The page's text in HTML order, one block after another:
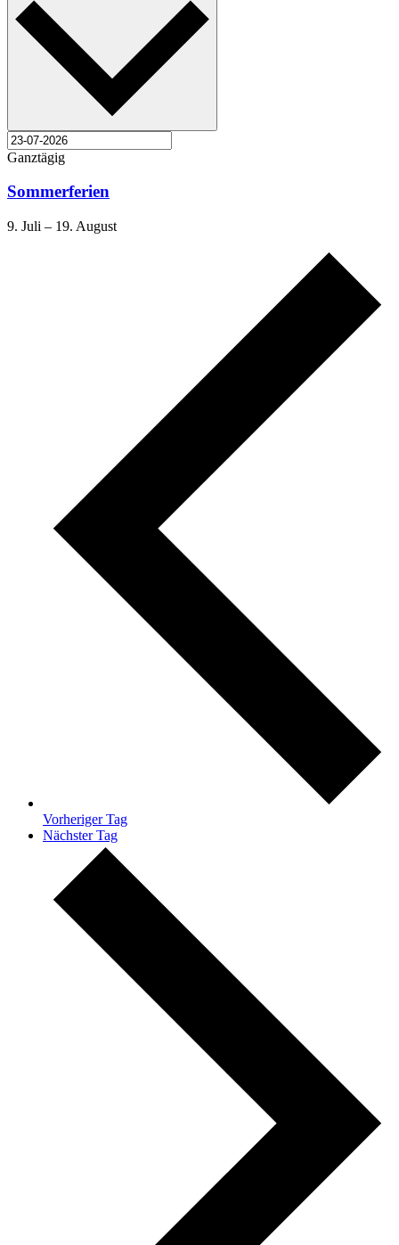
Ganztägig
Sommerferien
9. Juli – 19. August
Vorheriger Tag
Nächster Tag